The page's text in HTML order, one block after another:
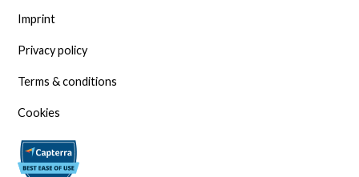
Imprint
Privacy policy
Terms & conditions
Cookies